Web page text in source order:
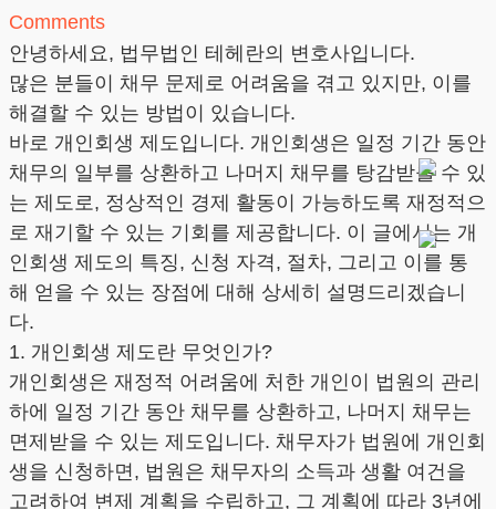
Comments
안녕하세요, 법무법인 테헤란의 변호사입니다.
많은 분들이 채무 문제로 어려움을 겪고 있지만, 이를
해결할 수 있는 방법이 있습니다.
바로 개인회생 제도입니다. 개인회생은 일정 기간 동안
채무의 일부를 상환하고 나머지 채무를 탕감받을 수 있
는 제도로, 정상적인 경제 활동이 가능하도록 재정적으
로 재기할 수 있는 기회를 제공합니다. 이 글에서는 개
인회생 제도의 특징, 신청 자격, 절차, 그리고 이를 통
해 얻을 수 있는 장점에 대해 상세히 설명드리겠습니
다.
1. 개인회생 제도란 무엇인가?
개인회생은 재정적 어려움에 처한 개인이 법원의 관리
하에 일정 기간 동안 채무를 상환하고, 나머지 채무는
면제받을 수 있는 제도입니다. 채무자가 법원에 개인회
생을 신청하면, 법원은 채무자의 소득과 생활 여건을
고려하여 변제 계획을 수립하고, 그 계획에 따라 3년에